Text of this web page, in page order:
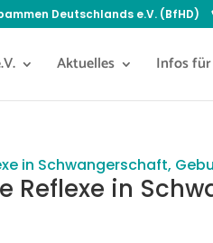
Deutschlands e.V. (BfHD)
Aktuelles Infos
Reflexe in